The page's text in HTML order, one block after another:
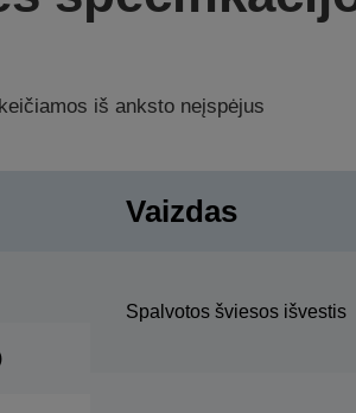
iš anksto neįspėjus
Vaizdas
Spalvotos šviesos išvestis